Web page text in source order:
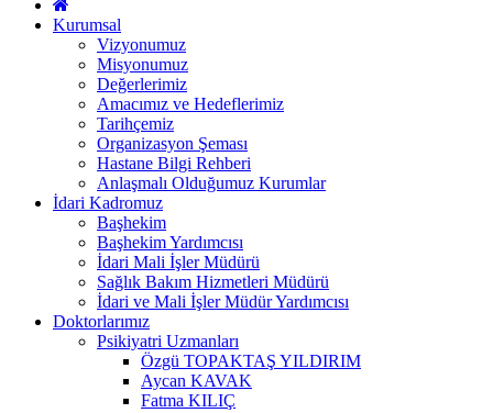
Kurumsal
Vizyonumuz
Misyonumuz
Değerlerimiz
Amacımız ve Hedeflerimiz
Tarihçemiz
Organizasyon Şeması
Hastane Bilgi Rehberi
Anlaşmalı Olduğumuz Kurumlar
İdari Kadromuz
Başhekim
Başhekim Yardımcısı
İdari Mali İşler Müdürü
Sağlık Bakım Hizmetleri Müdürü
İdari ve Mali İşler Müdür Yardımcısı
Doktorlarımız
Psikiyatri Uzmanları
Özgü TOPAKTAŞ YILDIRIM
Aycan KAVAK
Fatma KILIÇ